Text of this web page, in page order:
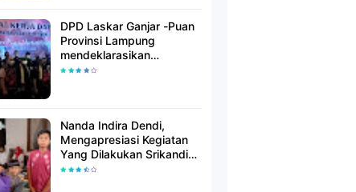
DPD Laskar Ganjar -Puan
Provinsi Lampung
mendeklarasikan
Mendukung Ganjar-Puan
Nanda Indira Dendi,
Mengapresiasi Kegiatan
Yang Dilakukan Srikandi
Dermawan